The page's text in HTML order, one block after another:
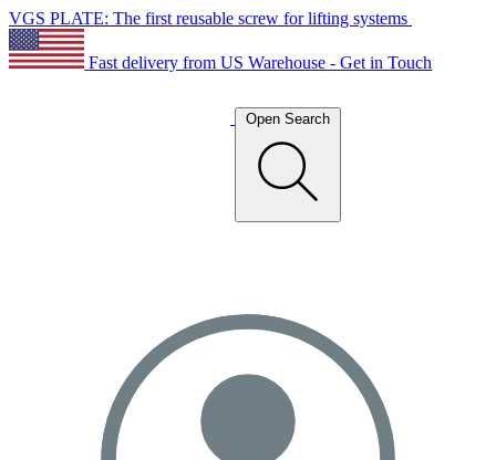
VGS PLATE: The first reusable screw for lifting systems
Fast delivery from US Warehouse - Get in Touch
Open Search